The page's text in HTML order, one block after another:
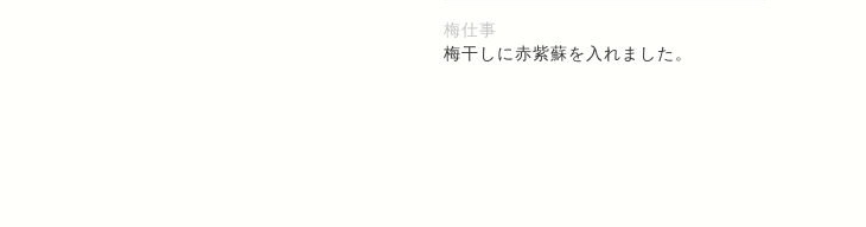
梅仕事
梅干しに赤紫蘇を入れました。